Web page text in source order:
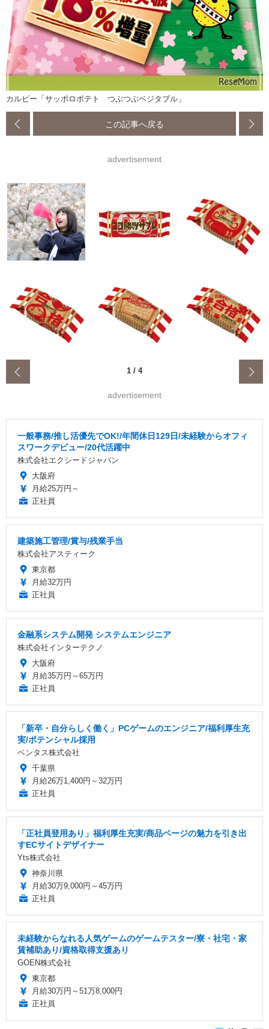
カルビー「サッポロポテト つぶつぶベジタブル」
この記事へ戻る
advertisement
1 / 4
advertisement
一般事務/推し活優先でOK!/年間休日129日/未経験からオフィ
スワークデビュー/20代活躍中
株式会社エクシードジャパン
大阪府
月給25万円～
正社員
建築施工管理/賞与/残業手当
株式会社アスティーク
東京都
月給32万円
正社員
金融系システム開発 システムエンジニア
株式会社インターテクノ
大阪府
月給35万円～65万円
正社員
「新卒・自分らしく働く」PCゲームのエンジニア/福利厚生充
実/ポテンシャル採用
ベンタス株式会社
千葉県
月給26万1,400円～32万円
正社員
「正社員登用あり」福利厚生充実/商品ページの魅力を引き出
すECサイトデザイナー
Yts株式会社
神奈川県
月給30万9,000円～45万円
正社員
未経験からなれる人気ゲームのゲームテスター/寮・社宅・家
賃補助あり/資格取得支援あり
GOEN株式会社
東京都
月給30万円～51万8,000円
正社員